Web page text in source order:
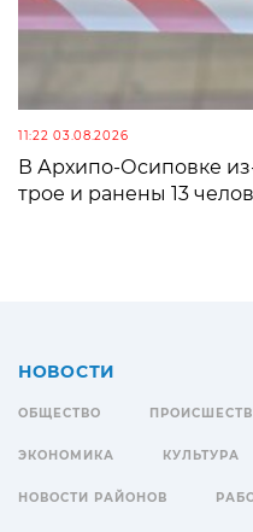
11:22 03.08.2026
В Архипо-Осиповке
трое и ранены 13
НОВОСТИ
ОБЩЕСТВО
ЭКОНОМИКА КУЛЬТУРА
НОВОСТИ РАЙОНОВ